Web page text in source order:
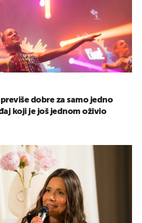
dobre za samo jedno
koji je još jednom oživio